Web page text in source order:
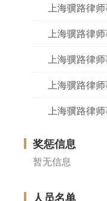
上海骥路律
上海骥路律
上海骥路律
上海骥路律
上海骥路律
奖惩信息
暂无信息
人员名单